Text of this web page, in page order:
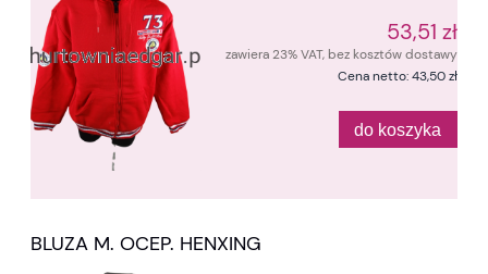
53,51 zł
zawiera 23% VAT, bez kosztów dostawy
Cena netto:43,50 zł
do koszyka
BLUZA M. OCEP. HENXING